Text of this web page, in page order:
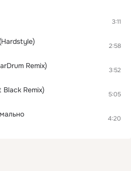
3:11
2:58
Remix) 3:52
Black Remix) 5:05
4:20